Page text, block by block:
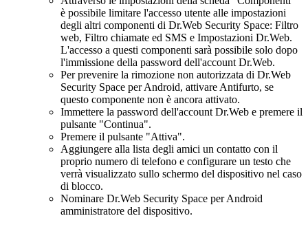
è possibile limitare l'accesso utente alle impostazioni
degli altri componenti di Dr.Web Security Space: Filtro
web, Filtro chiamate ed SMS e Impostazioni Dr.Web.
L'accesso a questi componenti sarà possibile solo dopo
l'immissione della password dell'account Dr.Web.
Per prevenire la rimozione non autorizzata di Dr.Web
Security Space per Android, attivare Antifurto, se
questo componente non è ancora attivato.
Immettere la password dell'account Dr.Web e premere il
pulsante "Continua".
Premere il pulsante "Attiva".
Aggiungere alla lista degli amici un contatto con il
proprio numero di telefono e configurare un testo che
verrà visualizzato sullo schermo del dispositivo nel caso
di blocco.
Nominare Dr.Web Security Space per Android
amministratore del dispositivo.